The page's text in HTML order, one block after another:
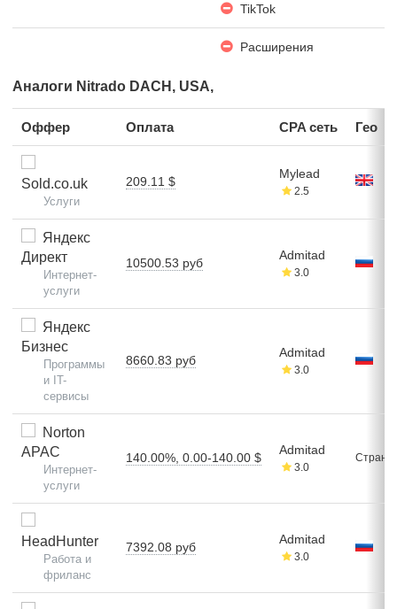
TikTok
Расширения
Аналоги Nitrado DACH, USA,
Оффер Оплата CPA сеть Гео
Sold.co.uk
Услуги
209.11 $
Mylead
2.5
Яндекс
Директ
Интернет-
услуги
10500.53 руб
Admitad
3.0
Яндекс
Бизнес
Программы
и IT-
сервисы
8660.83 руб
Admitad
3.0
Norton
APAC
Интернет-
услуги
140.00%, 0.00-140.00 $
Admitad
3.0
Стран:
HeadHunter
Работа и
фриланс
7392.08 руб
Admitad
3.0